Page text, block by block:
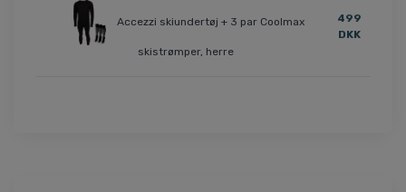
Accezzi skiundertøj + 3 par Coolmax
skistrømper, herre
499
DKK